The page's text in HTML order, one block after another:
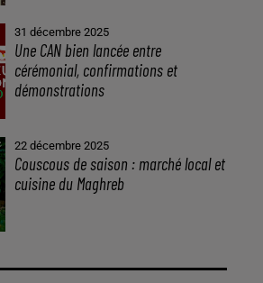
31 décembre 2025
Une CAN bien lancée entre
cérémonial, confirmations et
démonstrations
22 décembre 2025
Couscous de saison : marché local et
cuisine du Maghreb